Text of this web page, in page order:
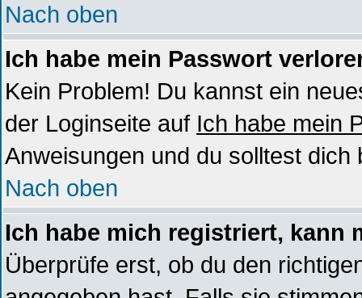
Nach oben
Ich habe mein Passwort
Kein Problem! Du kannst ein
der Loginseite auf Ich habe mein
Anweisungen und du solltest
Nach oben
Ich habe mich registriert, kann
Überprüfe erst, ob du den